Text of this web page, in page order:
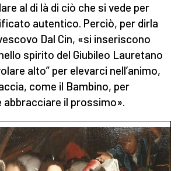
al di là di ciò che si vede per
autentico. Perciò, per dirla
Dal Cin, «si inseriscono
spirito del Giubileo Lauretano
alto” per elevarci nell’animo,
come il Bambino, per
abbracciare il prossimo».